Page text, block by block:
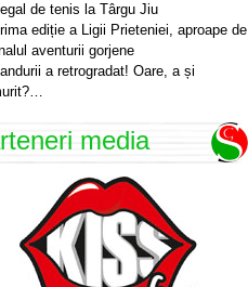
de tenis la Târgu Jiu
ediție a Ligii Prieteniei, aproape de
aventurii gorjene
a retrogradat! Oare, a și
media